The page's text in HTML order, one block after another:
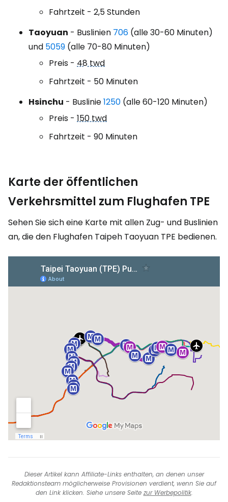
Fahrtzeit - 2,5 Stunden
Taoyuan - Buslinien 706 (alle 30-60 Minuten)
und 5059 (alle 70-80 Minuten)
Preis - 48 twd
Fahrtzeit - 50 Minuten
Hsinchu - Buslinie1250 (alle 60-120 Minuten)
Preis - 150 twd
Fahrtzeit - 90 Minuten
Karte der öffentlichen
Verkehrsmittel zum Flughafen TPE
Sehen Sie sich eine Karte mit allen Zug- und Buslinien
an, die den Flughafen Taipeh Taoyuan TPE bedienen.
Dieser Artikel kann Affiliate-Links enthalten, an denen unser
Redaktionsteam möglicherweise Provisionen verdient, wenn Sie auf
den Link klicken. Siehe unsere Seite zur Werbepolitik.